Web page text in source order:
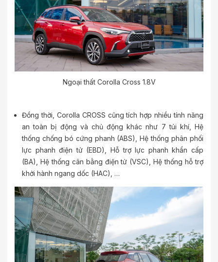
Ngoại thất Corolla Cross 1.8V
Đồng thời, Corolla CROSS cũng tích hợp nhiều tính năng
an toàn bị động và chủ động khác như 7 túi khí, Hệ
thống chống bó cứng phanh (ABS), Hệ thống phân phối
lực phanh điện tử (EBD), Hỗ trợ lực phanh khẩn cấp
(BA), Hệ thống cân bằng điện tử (VSC), Hệ thống hỗ trợ
khởi hành ngang dốc (HAC), …